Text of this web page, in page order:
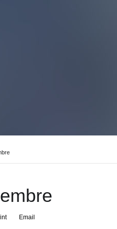
Email